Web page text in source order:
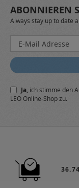
ABONNIEREN
Always stay up to date
Melden
Sie
sich
für
Newsletter
a:
Ja, ich stimme den
LEO Online-Shop zu.